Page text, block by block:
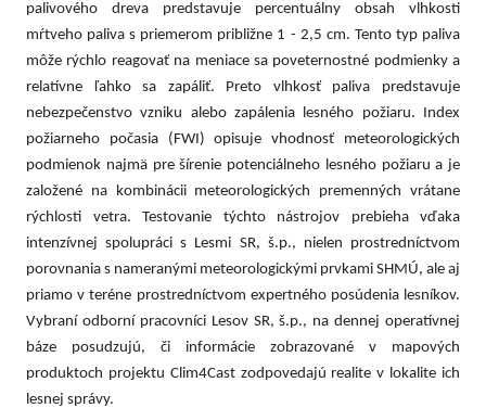
palivového dreva predstavuje percentuálny obsah vlhkosti
mŕtveho paliva s priemerom približne 1 - 2,5 cm. Tento typ paliva
môže rýchlo reagovať na meniace sa poveternostné podmienky a
relatívne ľahko sa zapáliť. Preto vlhkosť paliva predstavuje
nebezpečenstvo vzniku alebo zapálenia lesného požiaru. Index
požiarneho počasia
(FWI) opisuje vhodnosť meteorologických
podmienok najmä pre šírenie potenciálneho lesného požiaru a je
založené na kombinácii meteorologických premenných vrátane
rýchlosti vetra. Testovanie týchto nástrojov prebieha vďaka
intenzívnej spolupráci s Lesmi SR, š.p., nielen prostredníctvom
porovnania s nameranými meteorologickými prvkami SHMÚ, ale aj
priamo v teréne prostredníctvom expertného posúdenia lesníkov.
Vybraní odborní pracovníci Lesov SR, š.p., na dennej operatívnej
báze posudzujú, či informácie zobrazované v mapových
produktoch projektu Clim4Cast zodpovedajú realite v lokalite ich
lesnej správy.